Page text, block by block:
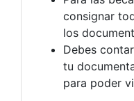
consignar
los
Debes
tu
para poder